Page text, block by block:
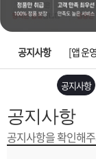
니
워
맨
제
품
매
은
사
스
고
공지사항
[제헌
[앱 운
[2026
[2026
공지사항
공지사항
공지사항을 확인해